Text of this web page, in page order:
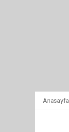
Anasayfa